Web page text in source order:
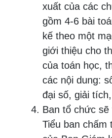
xuất của các
gồm 4-6 bài
kế theo một
giới thiệu cho
của toán học,
các nội dung:
đại số, giải
Ban tổ chức sẽ
Tiểu ban